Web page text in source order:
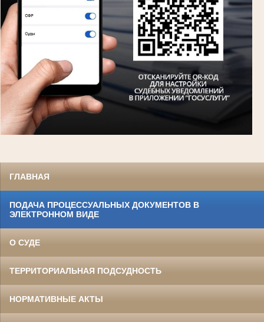
ГЛАВНАЯ
ПОДАЧА ПРОЦЕССУАЛЬНЫХ ДОКУМЕНТОВ В
ЭЛЕКТРОННОМ ВИДЕ
О СУДЕ
ТЕРРИТОРИАЛЬНАЯ ПОДСУДНОСТЬ
НОРМАТИВНЫЕ АКТЫ